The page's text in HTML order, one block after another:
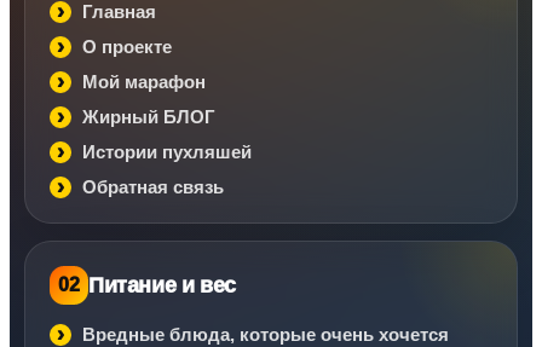
Главная
О проекте
Мой марафон
Жирный БЛОГ
Истории пухляшей
Обратная связь
02 Питание и вес
Вредные блюда, которые очень хочется